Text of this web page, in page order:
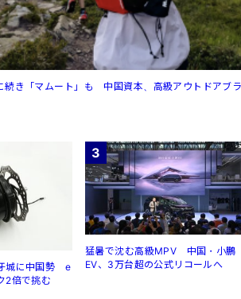
続き「マムート」も 中国資本、高級アウトドアブ
城に中国勢 e
2倍で挑む
3
猛暑で沈む高級MPV 中国・小鵬
EV、3万台超の公式リコールへ